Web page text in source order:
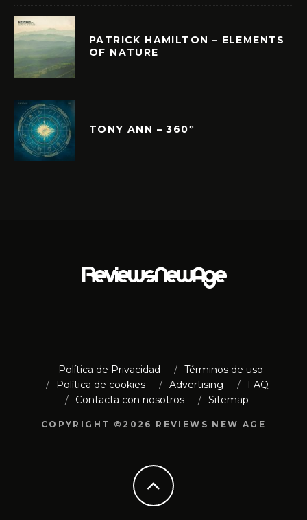
PATRICK HAMILTON – ELEMENTS
OF NATURE
TONY ANN – 360º
Política de Privacidad
Términos de uso
Política de cookies
Advertising
FAQ
Contacta con nosotros
Sitemap
COPYRIGHT ©2026 REVIEWS NEW AGE